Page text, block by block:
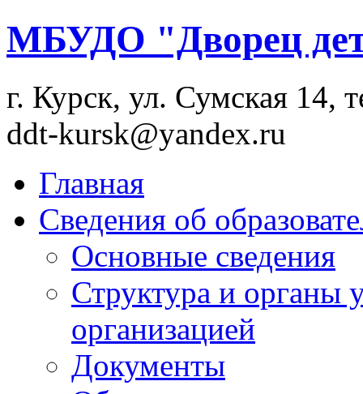
МБУДО "Дворец
г. Курск, ул. Сумская 14,
ddt-kursk@yandex.ru
Главная
Сведения об
Основные сведения
Структура и органы
организацией
Документы